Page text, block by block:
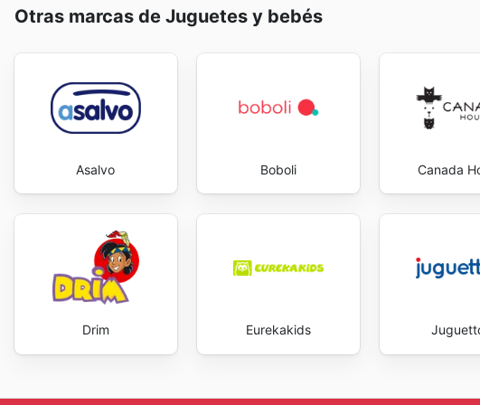
activamente esta interacción, entendiendo que la información
decisiones de compra inteligente. La disponibilidad constante de
siempre haya una nueva oportunidad para ahorrar y descubrir
Otras marcas de Juguetes y bebés
Asalvo Boboli Canada
Drim Eurekakids